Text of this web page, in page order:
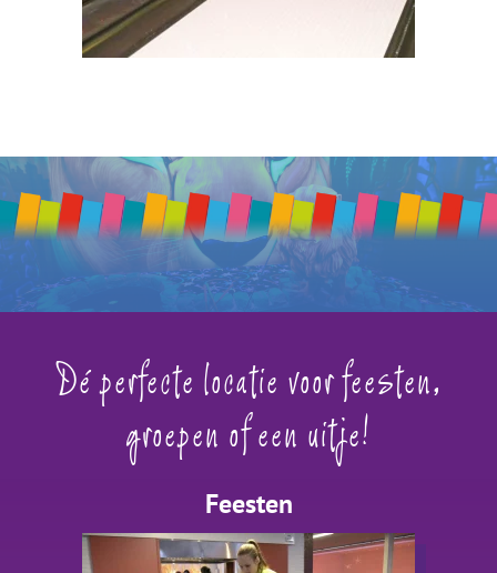
Dé perfecte locatie voor feesten,
groepen of een uitje!
Feesten